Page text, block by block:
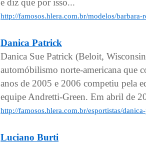
e diz que por isso...
http://famosos.hlera.com.br/modelos/barbara-
Danica Patrick
Danica Sue Patrick (Beloit,
automóbilismo norte-americana que
anos de 2005 e 2006 competiu pela
equipe Andretti-Green. Em abril de
http://famosos.hlera.com.br/esportistas/
Luciano Burti